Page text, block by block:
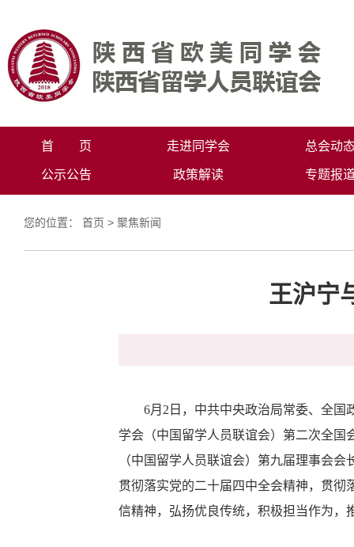
首 页 走进同学会 总会动
公示公告 政策解读 专题报
您的位置： 首页 > 聚焦新闻
王沪宁
6月2日，中共中央政治局常委、全国政
学会（中国留学人员联谊会）第二次全国
（中国留学人员联谊会）第九届理事会
贯彻落实党的二十届四中全会精神，贯彻
信精神，弘扬优良传统，积极担当作为，